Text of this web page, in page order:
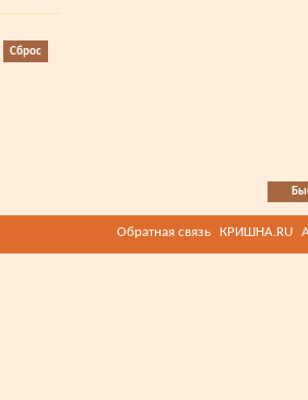
Обратная связь КРИШНА.RU